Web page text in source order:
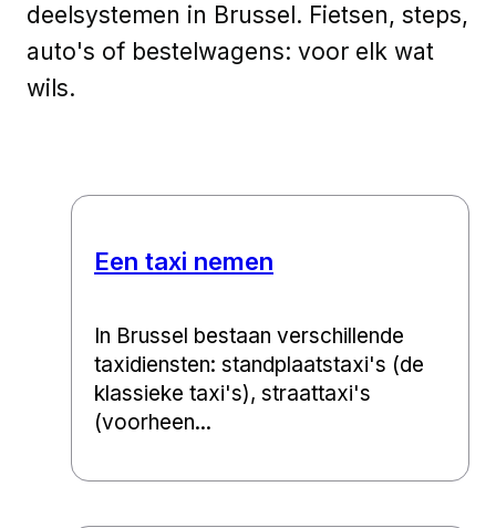
deelsystemen in Brussel. Fietsen, steps,
auto's of bestelwagens: voor elk wat
wils.
Een taxi nemen
In Brussel bestaan verschillende
taxidiensten: standplaatstaxi's (de
klassieke taxi's), straattaxi's
(voorheen...